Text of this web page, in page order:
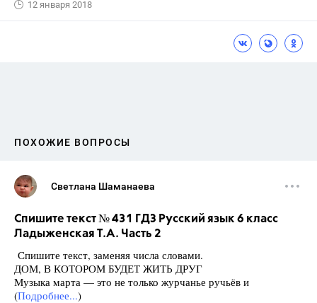
12 января 2018
ПОХОЖИЕ ВОПРОСЫ
Светлана Шаманаева
Спишите текст № 431 ГДЗ Русский язык 6 класс
Ладыженская Т.А. Часть 2
Спишите текст, заменяя числа словами.
ДОМ, В КОТОРОМ БУДЕТ ЖИТЬ ДРУГ
Музыка марта — это не только журчанье ручьёв и
(Подробнее...)